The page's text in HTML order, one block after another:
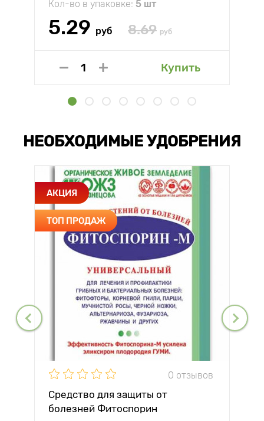
Кол-во в упаковке: 5 шт
5.29 руб 8.69 руб
Купить
НЕОБХОДИМЫЕ УДОБРЕНИЯ
АКЦИЯ
ТОП ПРОДАЖ
0 отзывов
Средство для защиты от
болезней Фитоспорин